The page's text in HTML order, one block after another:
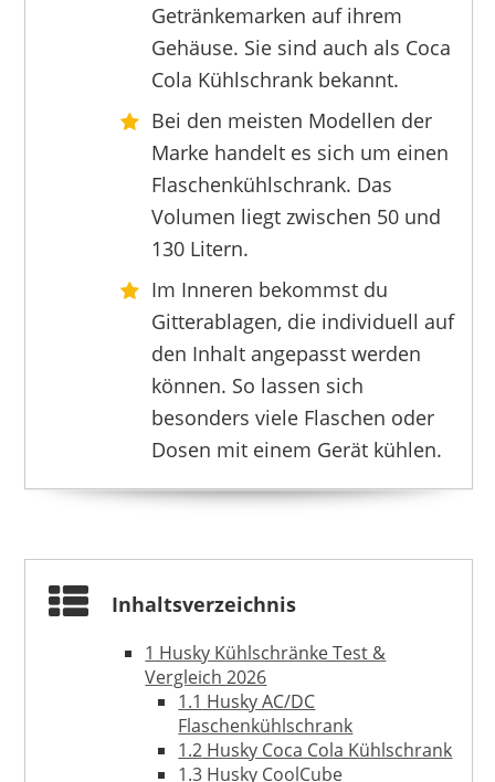
°CUBES
199,75 €
°CUBES
Getränkemarken auf ihrem
Gehäuse. Sie sind auch als Coca
Cola Kühlschrank bekannt.
Bei den meisten Modellen der
Marke handelt es sich um einen
Flaschenkühlschrank. Das
Volumen liegt zwischen 50 und
130 Litern.
Im Inneren bekommst du
Gitterablagen, die individuell auf
den Inhalt angepasst werden
können. So lassen sich
besonders viele Flaschen oder
Dosen mit einem Gerät kühlen.
Inhaltsverzeichnis
1 Husky Kühlschränke Test &
Vergleich 2026
1.1 Husky AC/DC
Flaschenkühlschrank
1.2 Husky Coca Cola Kühlschrank
1.3 Husky CoolCube